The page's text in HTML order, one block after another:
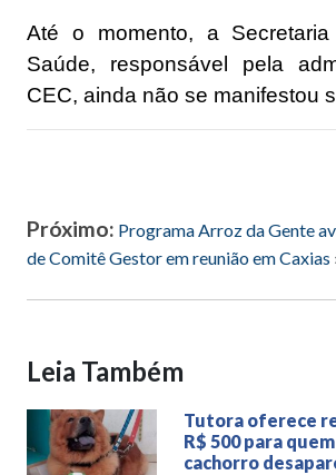
Até o momento, a
Saúde, responsável pela
CEC, ainda não se manifestou
Próximo: Programa Arroz da Gente
de Comitê Gestor em reunião em Caxias
Leia Também
Tutora oferece
R$ 500 para
cachorro